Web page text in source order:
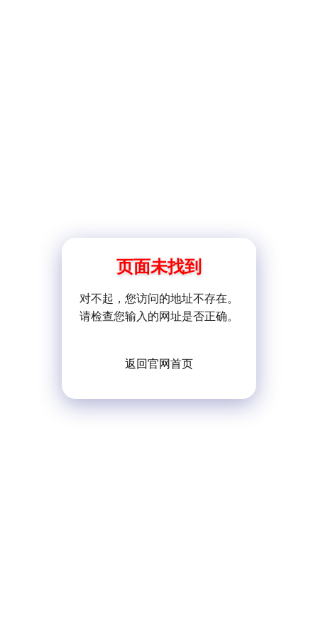
页面未找到
对不起，您访问的地址不存在。
请检查您输入的网址是否正确。
返回官网首页